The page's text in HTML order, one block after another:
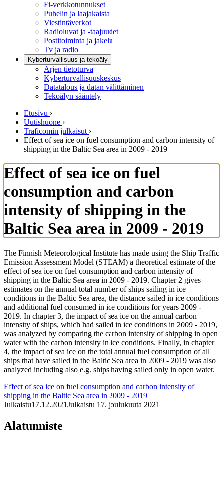
Fi-verkkotunnukset
Puhelin ja laajakaista
Viestintäverkot
Radioluvat ja -taajuudet
Postitoiminta ja jakelu
Tv ja radio
Kyberturvallisuus ja tekoäly
Arjen tietoturva
Kyberturvallisuuskeskus
Datatalous ja datan välittäminen
Tekoälyn sääntely
Etusivu ›
Uutishuone ›
Traficomin julkaisut ›
Effect of sea ice on fuel consumption and carbon intensity of
shipping in the Baltic Sea area in 2009 - 2019
Effect of sea ice on fuel
consumption and carbon
intensity of shipping in the
Baltic Sea area in 2009 - 2019
The Finnish Meteorological Institute has made using the Ship Traffic
Emission Assessment Model (STEAM) a theoretical estimate of the
effect of sea ice on fuel consumption and carbon intensity of
shipping in the Baltic Sea area in 2009 - 2019. Chapter 2 gives
estimates on the annual total number of ships sailing in ice
conditions in the Baltic Sea area, the distance sailed in ice conditions
and additional fuel consumed in ice conditions for years 2009 -
2019. In chapter 3, the impact of sea ice on the annual carbon
intensity of ships, which had sailed in ice conditions in 2009 - 2019,
was analyzed by comparing the carbon intensity of shipping in open
water with the carbon intensity in ice conditions. Finally, in chapter
4, the impact of sea ice on the total annual fuel consumption of all
ships that have sailed in the Baltic Sea area in 2009 - 2019 was also
analyzed including also e.g. ships having sailed only in open water.
Effect of sea ice on fuel consumption and carbon intensity of
shipping in the Baltic Sea area in 2009 - 2019
Julkaistu17.12.2021Julkaistu 17. joulukuuta 2021
Alatunniste